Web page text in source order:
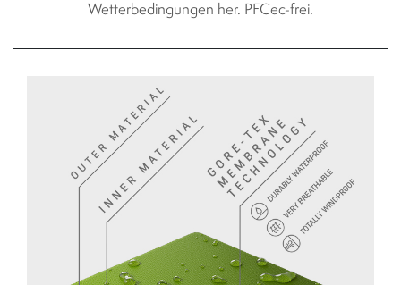
Wetterbedingungen her. PFCec-frei.